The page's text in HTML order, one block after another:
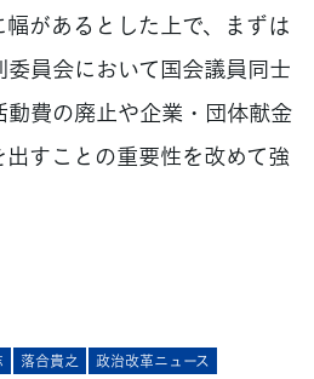
があるとした上で、まずは
員会において国会議員同士
費の廃止や企業・団体献金
すことの重要性を改めて強
落合貴之
政治改革ニュース